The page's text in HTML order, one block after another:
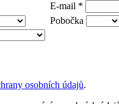
E-mail *
Pobočka
osobních údajů.